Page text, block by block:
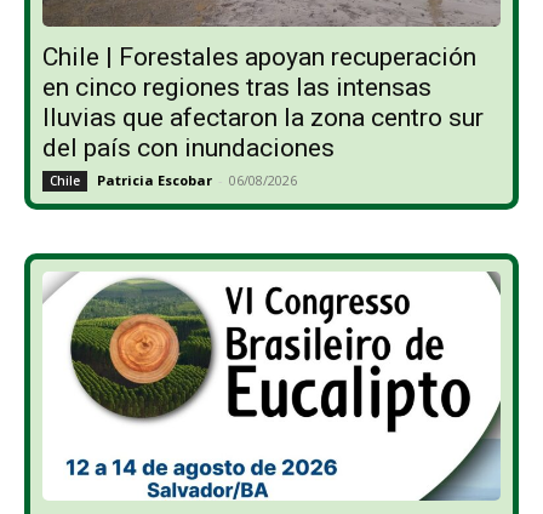
Chile | Forestales apoyan recuperación
en cinco regiones tras las intensas
lluvias que afectaron la zona centro sur
del país con inundaciones
Chile Patricia Escobar - 06/08/2026